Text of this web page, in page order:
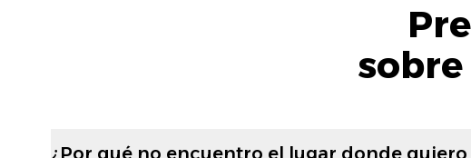
¿Por qué no encuentro el lugar donde